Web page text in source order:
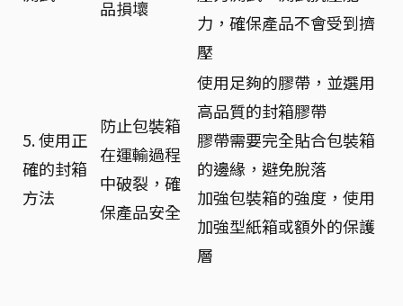
品損壞
力，確保產品不會受到擠
壓
5. 使用正
確的封箱
方法
防止包裝箱
在運輸過程
中破裂，確
保產品安全
使用足夠的膠帶，並選用
高品質的封箱膠帶
膠帶需要完全貼合包裝箱
的邊緣，避免脫落
加強包裝箱的強度，使用
加強型紙箱或額外的保護
層